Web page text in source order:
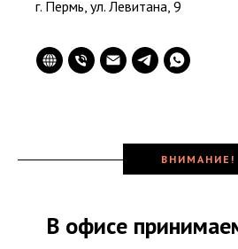
г. Пермь, ул. Левитана, 9
ВНИМАНИЕ!
В офисе